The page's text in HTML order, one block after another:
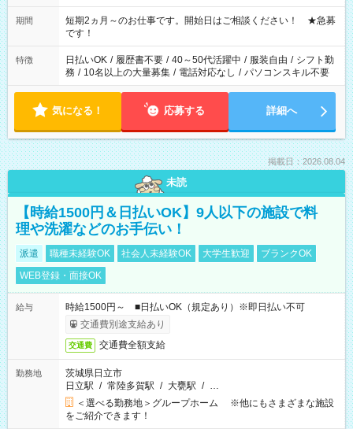
のご都合に合わせて勤務時間をご相談ください！ ★家庭の都合
でお休みや時間の調整が必要な場合も遠慮なくご相談くださ
い。
期間
短期2ヵ月～のお仕事です。開始日はご相談ください！ ★急募
です！
特徴 日払いOK / 履歴書不要 / 40～50代活躍中 / 服装自由 / シフト勤
務 / 10名以上の大量募集 / 電話対応なし / パソコンスキル不要
気になる！ 応募する 詳細へ
掲載日：2026.08.04
未読
【時給1500円＆日払いOK】9人以下の施設で料
理や洗濯などのお手伝い！
派遣 職種未経験OK 社会人未経験OK 大学生歓迎
ブランクOK
WEB登録・面接OK
給与
時給1500円～ ■日払いOK（規定あり）※即日払い不可
交通費別途支給あり
交通費 交通費全額支給
勤務地
茨城県日立市
日立駅 / 常陸多賀駅 / 大甕駅 / …
＜選べる勤務地＞グループホーム ※他にもさまざまな施設
をご紹介できます！